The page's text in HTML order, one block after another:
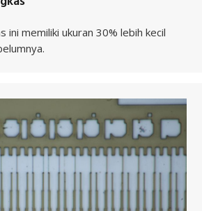
ini memiliki ukuran 30% lebih kecil